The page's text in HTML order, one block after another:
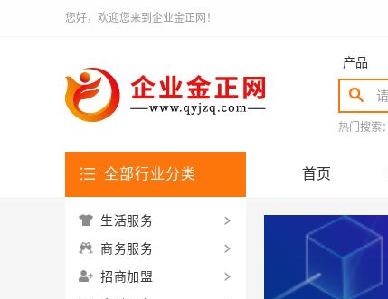
您好，欢迎您来到企业金正网！
产品
热门搜索：
全部行业分类 首页
生活服务
商务服务
招商加盟